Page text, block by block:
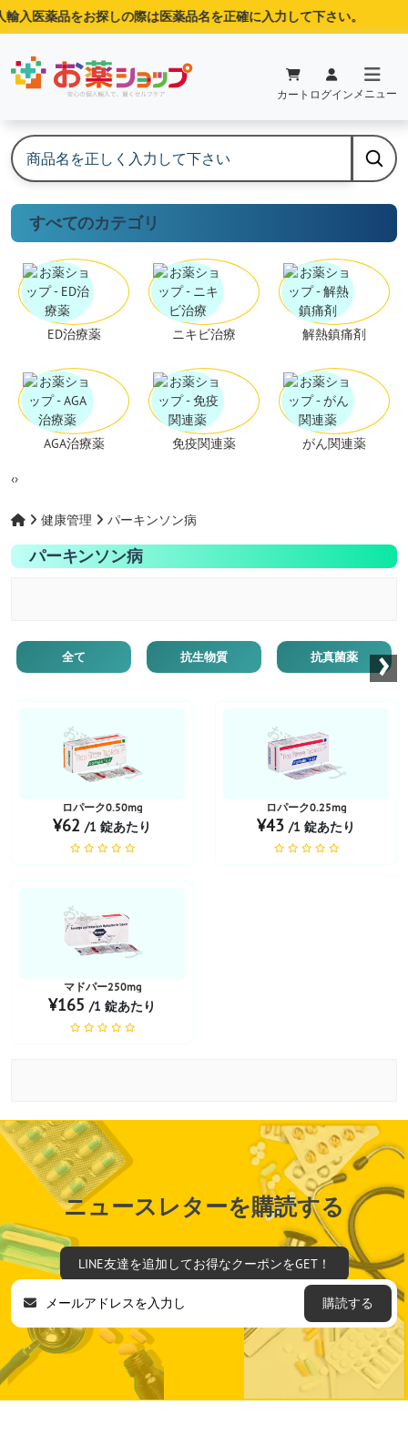
入医薬品をお探しの際は医薬品名を正確に入力して下さい。
カート ログイン メニュー
すべてのカテゴリ
ED治療薬
AGA治療薬
ニキビ治療
免疫関連薬
解熱鎮痛剤
がん関連薬
‹›
健康管理 パーキンソン病
パーキンソン病
全て 抗生物質 抗真菌薬 ›
お薬ショップ
ロパーク0.50mg
¥62 /1 錠あたり
お薬ショップ
ロパーク0.25mg
¥43 /1 錠あたり
お薬ショップ
マドパー250mg
¥165 /1 錠あたり
ニュースレターを購読する
LINE友達を追加してお得なクーポンをGET！
購読する